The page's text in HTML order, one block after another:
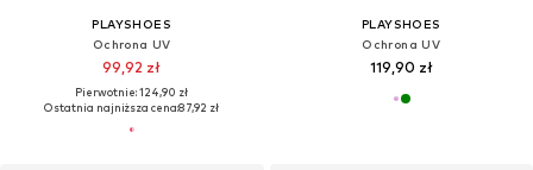
PLAYSHOES
Ochrona UV
99,92 zł
Pierwotnie: 124,90 zł
Ostatnia najniższa cena:87,92 zł
PLAYSHOES
Ochrona UV
119,90 zł